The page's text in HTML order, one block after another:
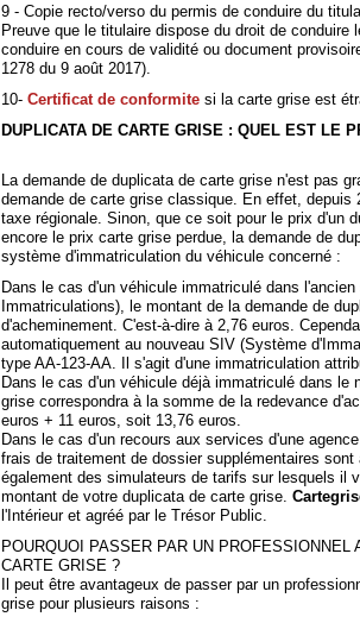
9 - Copie recto/verso du permis de conduire du
Preuve que le titulaire dispose du droit de
conduire en cours de validité ou document
1278 du 9 août 2017).
10- Certificat de conformite si la carte grise est
DUPLICATA DE CARTE GRISE : QUEL EST LE
La demande de duplicata de carte grise n'est pas
demande de carte grise classique. En effet,
taxe régionale. Sinon, que ce soit pour le prix d'un
encore le prix carte grise perdue, la demande de
système d'immatriculation du véhicule concerné :
Dans le cas d'un véhicule immatriculé dans
Immatriculations), le montant de la demande de
d'acheminement. C'est-à-dire à 2,76 euros.
automatiquement au nouveau SIV (Système
type AA-123-AA. Il s'agit d'une immatriculation
Dans le cas d'un véhicule déjà immatriculé dans
grise correspondra à la somme de la redevance
euros + 11 euros, soit 13,76 euros.
Dans le cas d'un recours aux services d'une
frais de traitement de dossier supplémentaires
également des simulateurs de tarifs sur lesquels il
montant de votre duplicata de carte grise.
l'Intérieur et agréé par le Trésor Public.
POURQUOI PASSER PAR UN
CARTE GRISE ?
Il peut être avantageux de passer par un
grise pour plusieurs raisons :